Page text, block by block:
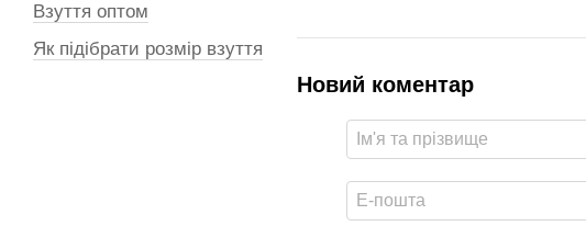
Новий коментар
Взуття оптом
Як підібрати розмір взуття